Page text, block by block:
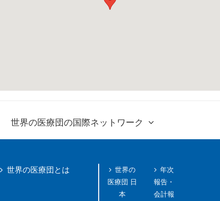
世界の医療団の国際ネットワーク
世界の医療団とは
世界の
医療団 日
本
年次
報告・
会計報